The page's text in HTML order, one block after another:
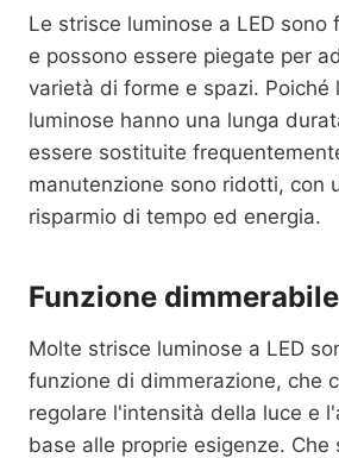
Le strisce luminose a LED sono
e possono essere piegate per
varietà di forme e spazi. Poiché
luminose hanno una lunga
essere sostituite
manutenzione sono ridotti, con
risparmio di tempo ed energia.
Funzione dimmerabile
Molte strisce luminose a LED
funzione di dimmerazione, che
regolare l'intensità della luce e
base alle proprie esigenze.